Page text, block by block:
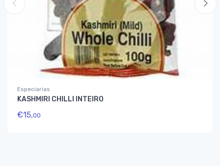
Especiarias
KASHMIRI CHILLI INTEIRO
€15,00